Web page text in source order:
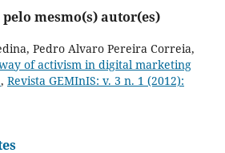
mesmo(s) autor(es)
Pedro Alvaro Pereira Correia,
of activism in digital marketing
, Revista GEMInIS: v. 3 n. 1 (2012):